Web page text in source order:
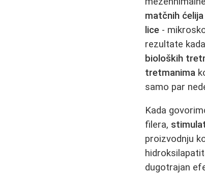
matčnih ćelija
lice -
rezultate
bioloških
tretmanima
samo par
Kada
filera,
proizvodnju
dugotrajan